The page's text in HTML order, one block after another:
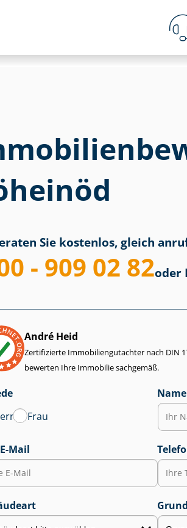
Sie kostenlos, gleich
- 909 02 82oder
André Heid
Zertifizierte Im­mo­bi­li­en­gut­ach­ter nach DIN
bewerten Ihre Immobilie sachgemäß.
Frau
Name
Mail